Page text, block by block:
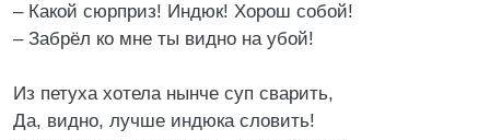
– Какой сюрприз! Индюк! Хорош собой!
– Забрёл ко мне ты видно на убой!
Из петуха хотела нынче суп сварить,
Да, видно, лучше индюка словить!